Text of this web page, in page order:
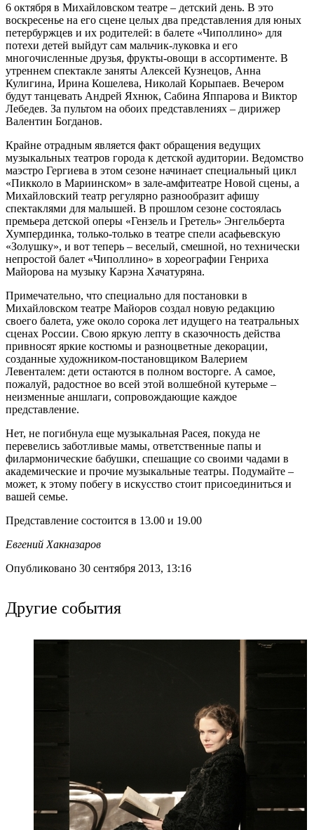
6 октября в Михайловском театре – детский день. В это
воскресенье на его сцене целых два представления для юных
петербуржцев и их родителей: в балете «Чиполлино» для
потехи детей выйдут сам мальчик-луковка и его
многочисленные друзья, фрукты-овощи в ассортименте. В
утреннем спектакле заняты Алексей Кузнецов, Анна
Кулигина, Ирина Кошелева, Николай Корыпаев. Вечером
будут танцевать Андрей Яхнюк, Сабина Яппарова и Виктор
Лебедев. За пультом на обоих представлениях – дирижер
Валентин Богданов.
Крайне отрадным является факт обращения ведущих
музыкальных театров города к детской аудитории. Ведомство
маэстро Гергиева в этом сезоне начинает специальный цикл
«Пикколо в Мариинском» в зале-амфитеатре Новой сцены, а
Михайловский театр регулярно разнообразит афишу
спектаклями для малышей. В прошлом сезоне состоялась
премьера детской оперы «Гензель и Гретель» Энгельберта
Хумпердинка, только-только в театре спели асафьевскую
«Золушку», и вот теперь – веселый, смешной, но технически
непростой балет «Чиполлино» в хореографии Генриха
Майорова на музыку Карэна Хачатуряна.
Примечательно, что специально для постановки в
Михайловском театре Майоров создал новую редакцию
своего балета, уже около сорока лет идущего на театральных
сценах России. Свою яркую лепту в сказочность действа
привносят яркие костюмы и разноцветные декорации,
созданные художником-постановщиком Валерием
Левенталем: дети остаются в полном восторге. А самое,
пожалуй, радостное во всей этой волшебной кутерьме –
неизменные аншлаги, сопровождающие каждое
представление.
Нет, не погибнула еще музыкальная Расея, покуда не
перевелись заботливые мамы, ответственные папы и
филармонические бабушки, спешащие со своими чадами в
академические и прочие музыкальные театры. Подумайте –
может, к этому побегу в искусство стоит присоединиться и
вашей семье.
Представление состоится в 13.00 и 19.00
Евгений Хакназаров
Опубликовано 30 сентября 2013, 13:16
Другие события